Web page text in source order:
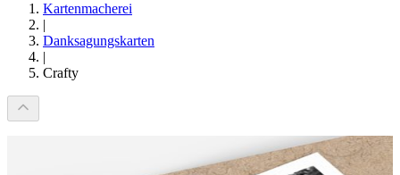
Kartenmacherei
|
Danksagungskarten
|
Crafty